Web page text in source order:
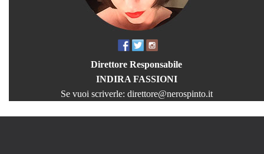
Direttore Responsabile
INDIRA FASSIONI
Se vuoi scriverle: direttore@nerospinto.it